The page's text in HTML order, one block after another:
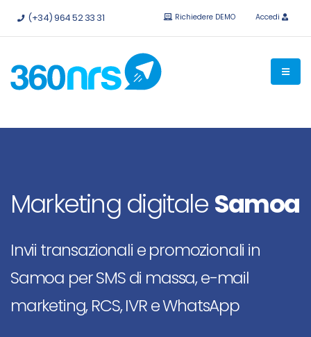
Provalo gratis senza impegno.API e integrazioni disponibili.
(+34) 964 52 33 31 Richiedere DEMO Accedi
Marketing digitaleSamoa
Invii transazionali e promozionali in
Samoa per SMS di massa, e-mail
marketing, RCS, IVR e WhatsApp